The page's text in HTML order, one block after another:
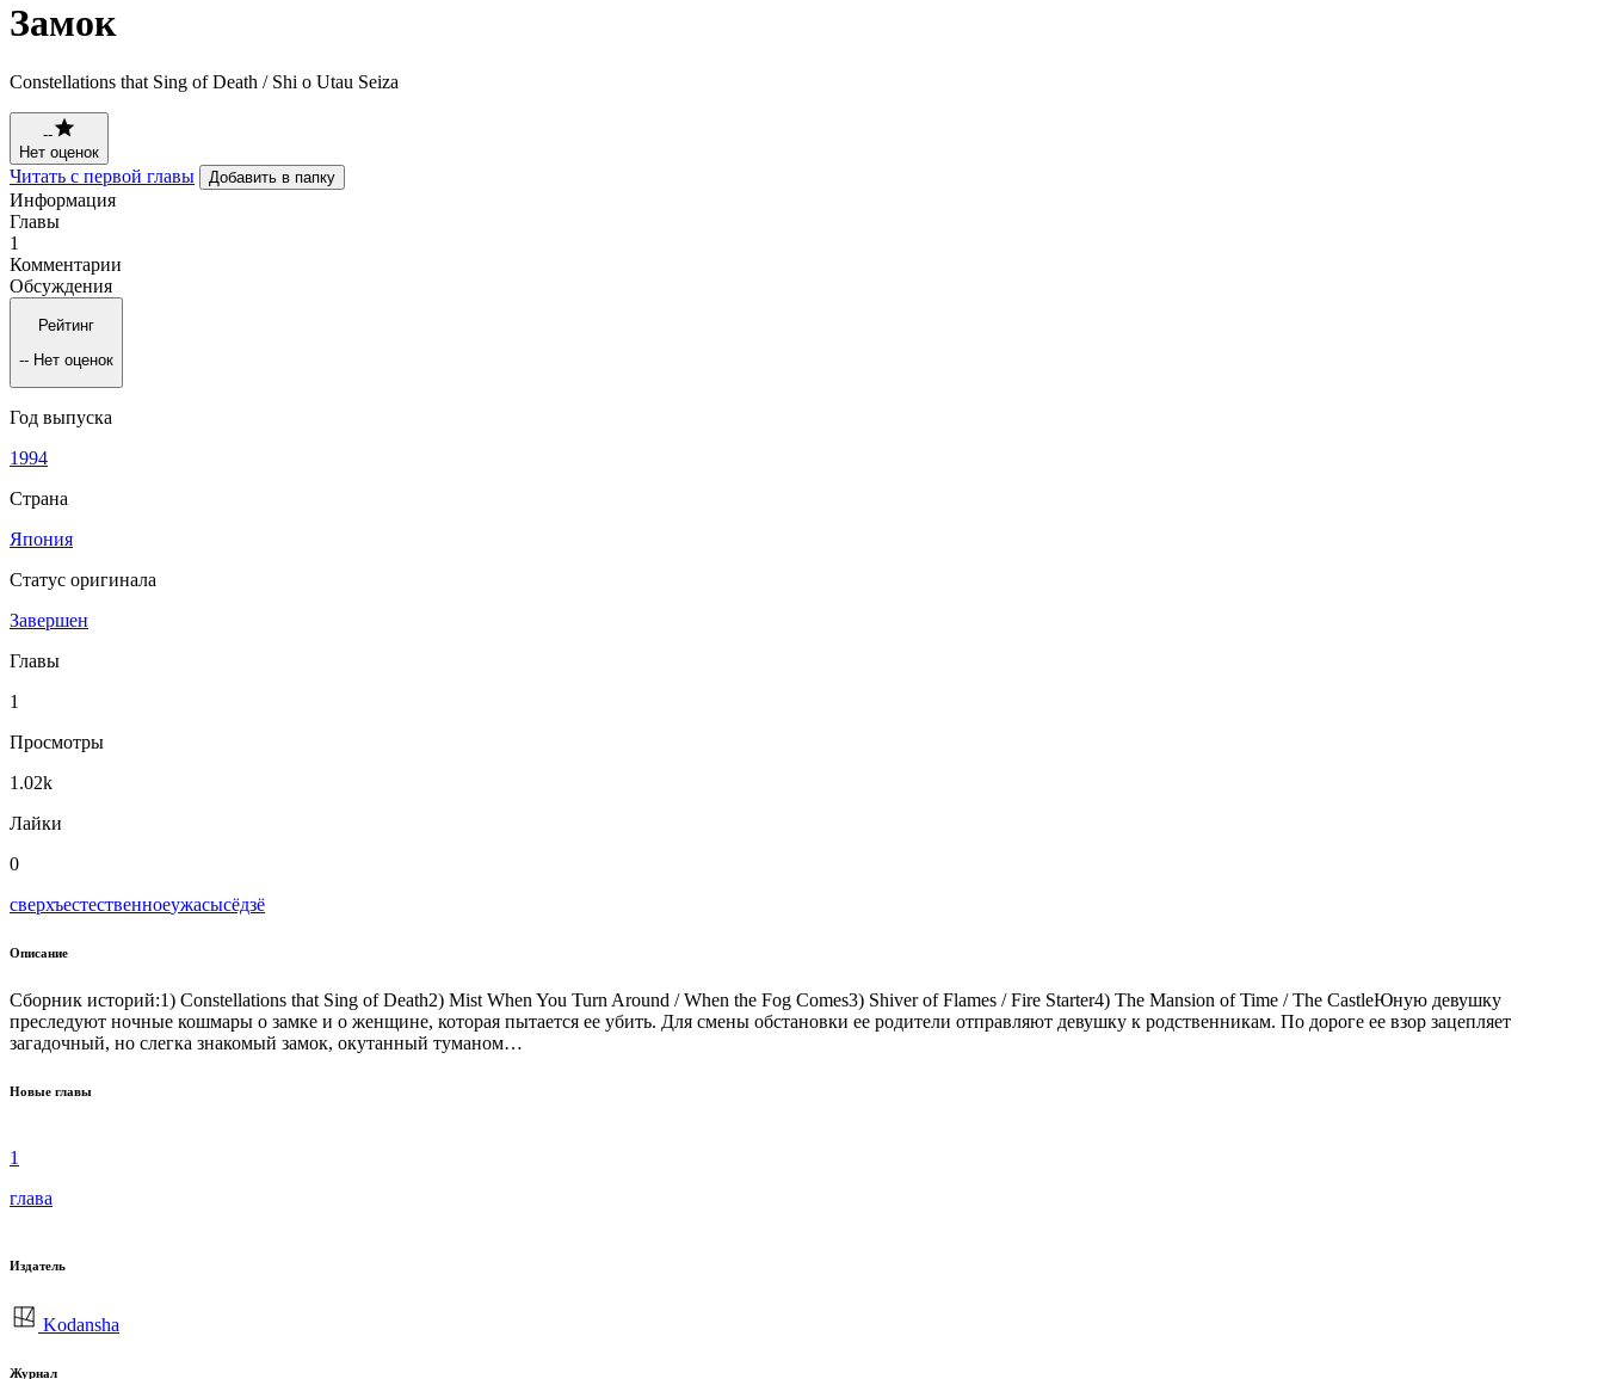
Замок
Constellations that Sing of Death / Shi o Utau Seiza
--
Нет оценок
Читать с первой главы Добавить в папку
Информация
Главы
1
Комментарии
Обсуждения
Рейтинг
-- Нет оценок
Год выпуска
1994
Страна
Япония
Статус оригинала
Завершен
Главы
1
Просмотры
1.02k
Лайки
0
сверхъестественноеужасысёдзё
Описание
Сборник историй:1) Constellations that Sing of Death2) Mist When You Turn Around / When the Fog Comes3) Shiver of Flames / Fire Starter4) The Mansion of Time / The CastleЮную девушку
преследуют ночные кошмары о замке и о женщине, которая пытается ее убить. Для смены обстановки ее родители отправляют девушку к родственникам. По дороге ее взор зацепляет
загадочный, но слегка знакомый замок, окутанный туманом…
Новые главы
1
глава
Издатель
Kodansha
Журнал